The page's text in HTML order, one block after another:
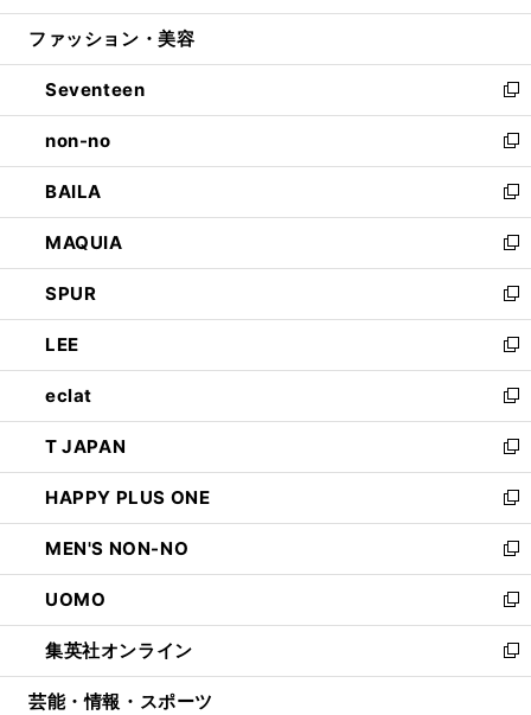
開
ウ
開
く
ン
ウ
で
開
く
ウ
ン
ド
ウ
で
開
く
ファッション・美容
Seventeen
新
し
い
ウ
ィ
ン
ド
ウ
で
開
く
non-no
新
し
い
ウ
ィ
ン
ド
ウ
で
開
く
BAILA
新
し
い
ウ
ィ
ン
ド
ウ
で
開
く
MAQUIA
新
し
い
ウ
ィ
ン
ド
ウ
で
開
く
SPUR
新
し
い
ウ
ィ
ン
ド
ウ
で
開
く
LEE
新
し
い
ウ
ィ
ン
ド
ウ
で
開
く
eclat
新
し
い
ウ
ィ
ン
ド
ウ
で
開
く
T JAPAN
新
し
い
ウ
ィ
ン
ド
ウ
で
開
HAPPY PLUS ONE
新
し
い
ウ
ィ
ン
ド
ウ
MEN'S NON-NO
新
し
い
ウ
ィ
ン
UOMO
新
し
い
ウ
集英社オンライン
新
し
芸能・情報・スポーツ